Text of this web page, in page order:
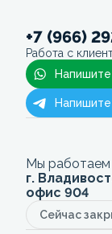
+7 (966)
Работа с
Мы работаем
г.
офис 904
Сейчас